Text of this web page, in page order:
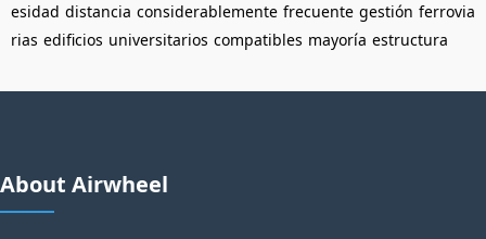
esidad distancia considerablemente frecuente gestión ferrovia
rias edificios universitarios compatibles mayoría estructura
About Airwheel